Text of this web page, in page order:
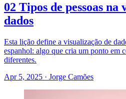
02 Tipos de pessoas na
dados
Esta lição define a visualização de
espanhol: algo que cria um ponto em
diferentes.
Apr 5, 2025 · Jorge Camões